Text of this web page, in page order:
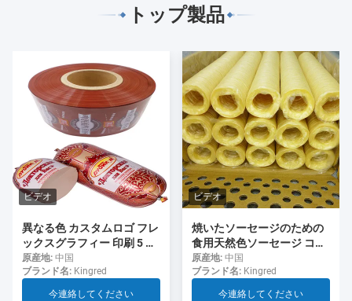
トップ製品
ビデオ
異なる色 カスタムロゴ フレ
ックスグラフィー 印刷 5 層
ソーセージ ソーセージ用の
ケース
原産地: 中国
ブランド名: Kingred
今連絡してください
ビデオ
焼いたソーセージのための
食用天然色ソーセージ コラ
ーゲンケース
原産地: 中国
ブランド名: Kingred
今連絡してください